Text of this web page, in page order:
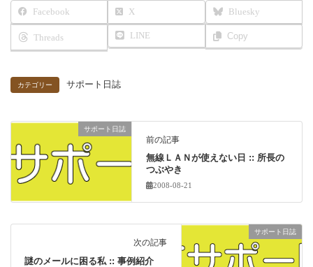
Facebook X Bluesky
Threads LINE Copy
カテゴリー サポート日誌
サポート日誌
前の記事
無線ＬＡＮが使えない日 :: 所長の
つぶやき
2008-08-21
サポート日誌
次の記事
謎のメールに困る私 :: 事例紹介